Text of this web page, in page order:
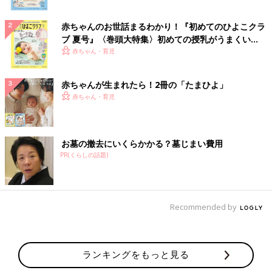
赤ちゃんのお世話まるわかり！『初めてのひよこクラ
ブ 夏号』〈巻頭大特集〉初めての授乳がうまくい
く！ おっぱい・ミルクの基本と夏のトラブル 解決テ
赤ちゃん・育児
赤ちゃんが生まれたら！2冊の「たまひよ」
赤ちゃん・育児
お墓の撤去にいくらかかる？墓じまい費用
PR(くらしの話題)
Recommended by
ランキングをもっと見る